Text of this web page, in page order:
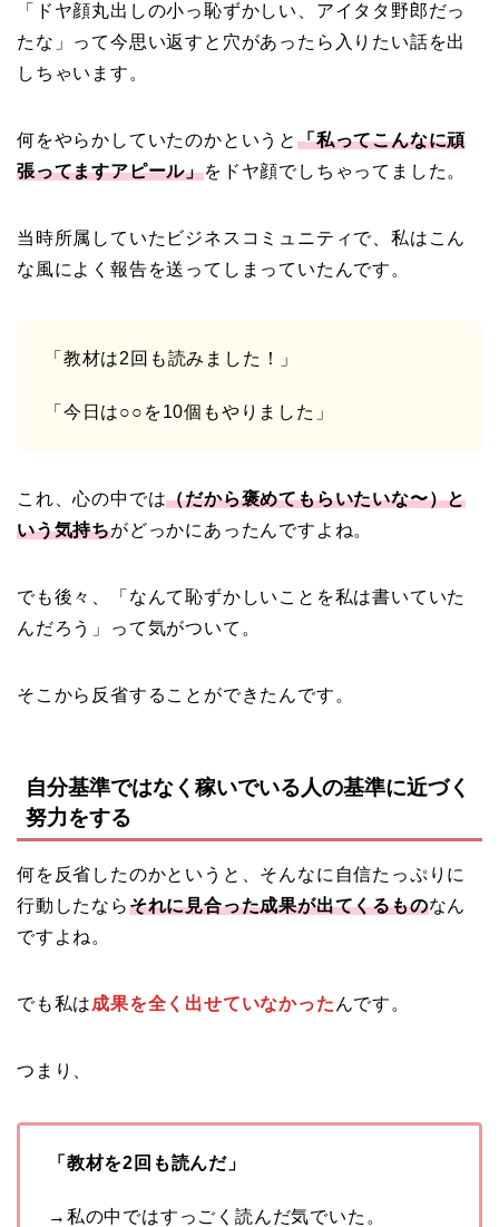
「ドヤ顔丸出しの小っ恥ずかしい、アイタタ野郎だっ
たな」って今思い返すと穴があったら入りたい話を出
しちゃいます。
何をやらかしていたのかというと 「私ってこんなに頑
張ってますアピール」をドヤ顔でしちゃってました。
当時所属していたビジネスコミュニティで、私はこん
な風によく報告を送ってしまっていたんです。
「教材は2回も読みました！」
「今日は○○を10個もやりました」
これ、心の中では（だから褒めてもらいたいな〜）と
いう気持ちがどっかにあったんですよね。
でも後々、「なんて恥ずかしいことを私は書いていた
んだろう」って気がついて。
そこから反省することができたんです。
自分基準ではなく稼いでいる人の基準に近づく
努力をする
何を反省したのかというと、そんなに自信たっぷりに
行動したならそれに見合った成果が出てくるものなん
ですよね。
でも私は成果を全く出せていなかった んです。
つまり、
「教材を2回も読んだ」
→私の中ではすっごく読んだ気でいた。